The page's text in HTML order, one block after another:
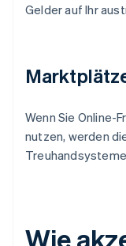
Gelder auf Ihr
Wenn Sie Online-
nutzen, werden
Wie